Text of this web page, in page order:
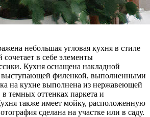
небольшая угловая кухня в стиле
сочетает в себе элементы
Кухня оснащена накладной
выступающей филенкой, выполненными
на кухне выполнена из нержавеющей
темных оттенках паркета и
также имеет мойку, расположенную
сделана на участке или в саду.